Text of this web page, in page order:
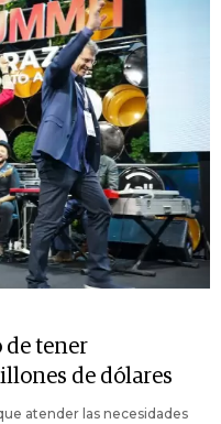
de tener
de dólares
atender las necesidades